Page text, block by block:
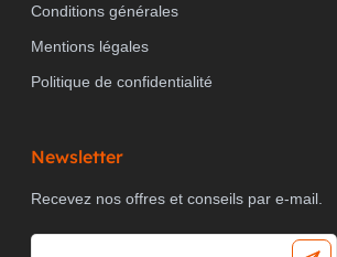
Conditions générales
Mentions légales
Politique de confidentialité
Newsletter
Recevez nos offres et conseils par e-mail.